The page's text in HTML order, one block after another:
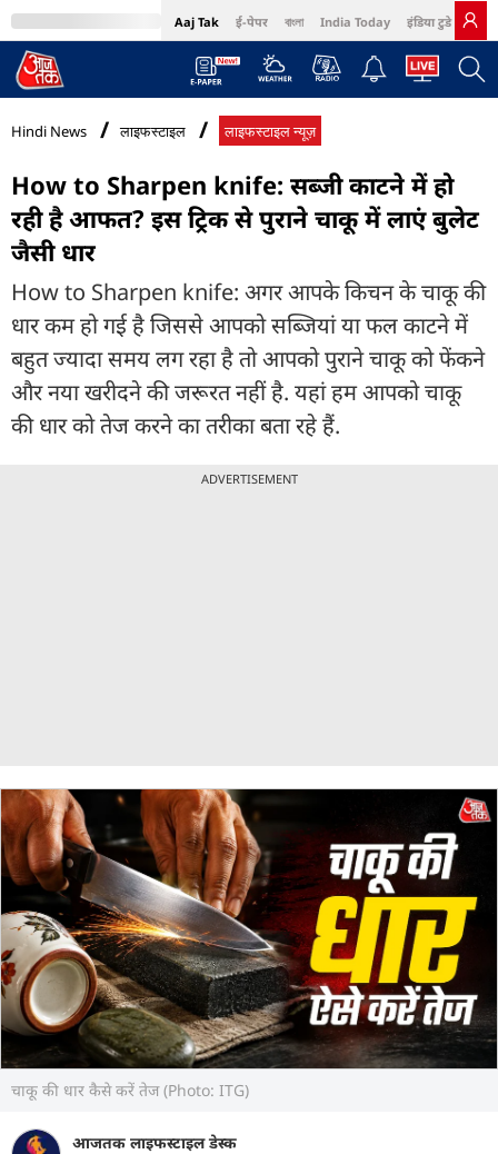
Aaj Tak ई-पेपर বাংলা India Today इंडिया टुडे हिंदी
MumbaiTak Cosmopolitan Harper's Bazaar Northeast
Hindi News लाइफस्टाइल लाइफस्टाइल न्यूज़
How to Sharpen knife: सब्जी काटने में हो
रही है आफत? इस ट्रिक से पुराने चाकू में लाएं बुलेट
जैसी धार
How to Sharpen knife: अगर आपके किचन के चाकू की
धार कम हो गई है जिससे आपको सब्जियां या फल काटने में
बहुत ज्यादा समय लग रहा है तो आपको पुराने चाकू को फेंकने
और नया खरीदने की जरूरत नहीं है. यहां हम आपको चाकू
की धार को तेज करने का तरीका बता रहे हैं.
ADVERTISEMENT
चाकू की धार कैसे करें तेज (Photo: ITG)
आजतक लाइफस्टाइल डेस्क